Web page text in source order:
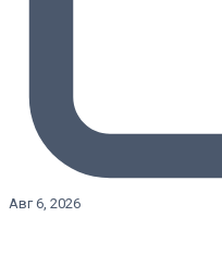
Авг 6, 2026